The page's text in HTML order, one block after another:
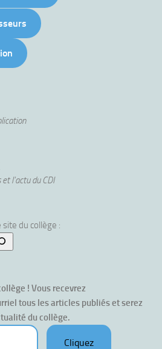
l'actu du CDI
site du collège :
! Vous recevrez
tous les articles publiés et serez
du collège.
Cliquez